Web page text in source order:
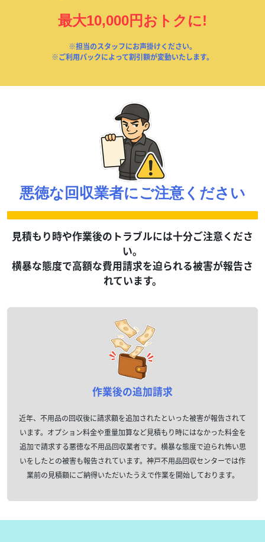
最大10,000円おトクに!
※担当のスタッフにお声掛けください。
※ご利用パックによって割引額が変動いたします。
悪徳な回収業者にご注意ください
見積もり時や作業後のトラブルには十分ご注意くださ
い。
横暴な態度で高額な費用請求を迫られる被害が報告さ
れています。
作業後の追加請求
近年、不用品の回収後に請求額を追加されたといった被害が報告されて
います。オプション料金や重量加算など見積もり時にはなかった料金を
追加で請求する悪徳な不用品回収業者です。横暴な態度で迫られ怖い思
いをしたとの被害も報告されています。神戸不用品回収センターでは作
業前の見積額にご納得いただいたうえで作業を開始しております。